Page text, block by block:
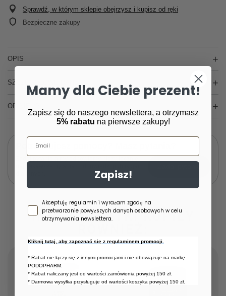
Sprawdź, w którym sklepie obejrzysz i kupisz od ręki
Bezpieczne zakupy
OPIS
SZCZEGÓŁOWE DANE
OPINIE
Potrzebujesz pomocy? Masz pytania?
Zadaj pytanie
INNE KLIENTKI KUPIŁY
Mamy dla Ciebie prezent!
Zapisz się do naszego newslettera, a otrzymasz
5% rabatu na pierwsze zakupy!
Email
Zapisz!
Zgoda newsletter
Akceptuję regulamin i wyrażam zgodę na
przetwarzanie powyższych danych osobowych w celu
otrzymywania newslettera.
Kliknij tutaj, aby zapoznać się z regulaminem promocji.
* Rabat nie łączy się z innymi promocjami i nie obowiązuje na markę
PODOPHARM.
* Rabat naliczany jest od wartości zamówienia powyżej 150 zł.
* Darmowa wysyłka przysługuje od wartości koszyka powyżej 150 zł.